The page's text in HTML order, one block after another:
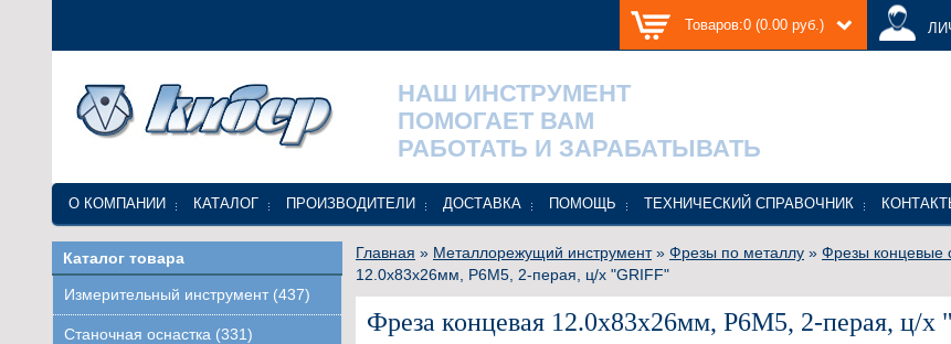
Товаров:0 (0.00 руб.)
НАШ ИНСТРУМЕНТ
ПОМОГАЕТ ВАМ
РАБОТАТЬ И ЗАРАБАТЫВАТЬ
О КОМПАНИИ КАТАЛОГ ПРОИЗВОДИТЕЛИ ДОСТАВКА ПОМОЩЬ ТЕХНИЧЕСКИЙ СПРАВОЧНИК
Каталог товара
Измерительный инструмент (437)
Станочная оснастка (331)
Главная » Металлорежущий инструмент» Фрезы по металлу » Фрезы концевые
12.0х83х26мм, Р6М5, 2-перая, ц/х "GRIFF"
Фреза концевая 12.0х83х26мм, Р6М5, 2-перая, ц/х